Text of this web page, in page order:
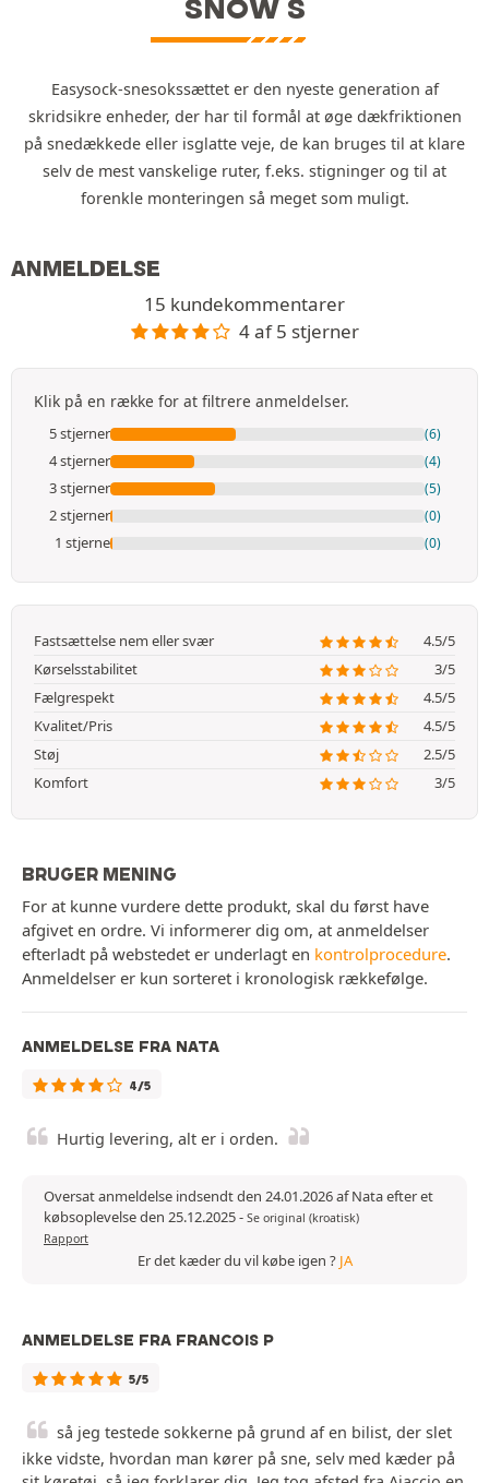
SNOW S
Easysock-snesokssættet er den nyeste generation af
skridsikre enheder, der har til formål at øge dækfriktionen
på snedækkede eller isglatte veje, de kan bruges til at klare
selv de mest vanskelige ruter, f.eks. stigninger og til at
forenkle monteringen så meget som muligt.
ANMELDELSE
15 kundekommentarer
4 af 5 stjerner
Klik på en række for at filtrere anmeldelser.
5 stjerner (6)
4 stjerner (4)
3 stjerner (5)
2 stjerner (0)
1 stjerne (0)
Fastsættelse nem eller svær
4.5/5
Kørselsstabilitet
3/5
Fælgrespekt
4.5/5
Kvalitet/Pris
4.5/5
Støj
2.5/5
Komfort
3/5
BRUGER MENING
For at kunne vurdere dette produkt, skal du først have
afgivet en ordre. Vi informerer dig om, at anmeldelser
efterladt på webstedet er underlagt en kontrolprocedure.
Anmeldelser er kun sorteret i kronologisk rækkefølge.
ANMELDELSE FRA NATA
4/5
Hurtig levering, alt er i orden.
Oversat anmeldelse indsendt den 24.01.2026 af Nata efter et
købsoplevelse den 25.12.2025- Se original (kroatisk)
Rapport
Er det kæder du vil købe igen ? JA
ANMELDELSE FRA FRANCOIS P
5/5
så jeg testede sokkerne på grund af en bilist, der slet
ikke vidste, hvordan man kører på sne, selv med kæder på